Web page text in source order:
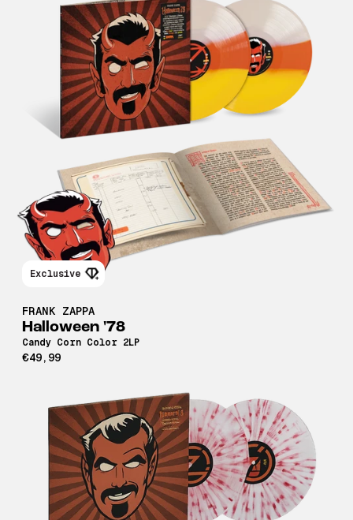
Exclusive
FRANK ZAPPA
Halloween '78
Candy Corn Color 2LP
€49,99